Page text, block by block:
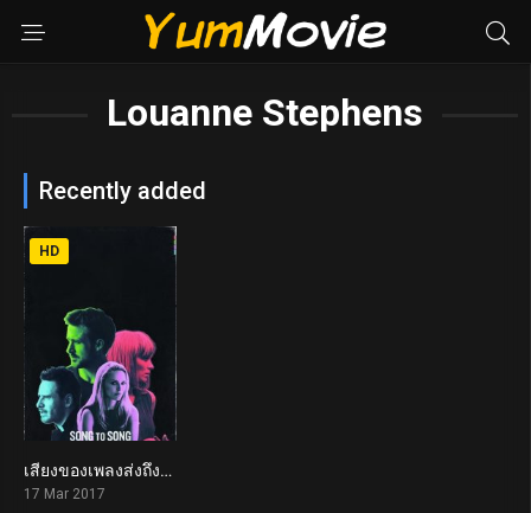
Louanne Stephens
Recently added
5.7
HD
เสียงของเพลงส่งถึงเธอ Song to Song (2017)
17 Mar 2017